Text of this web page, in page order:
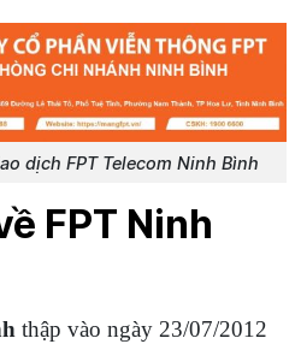
dịch FPT Telecom Ninh Bình
FPT Ninh
thập vào ngày 23/07/2012